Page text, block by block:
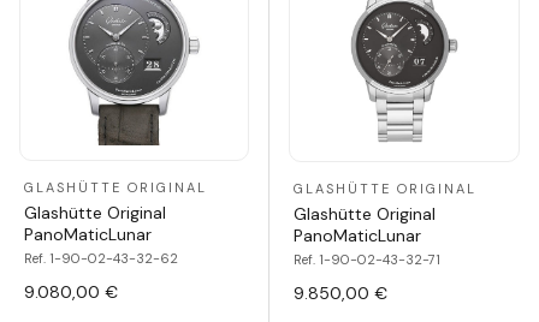
GLASHÜTTE ORIGINAL
Glashütte Original
PanoMaticLunar
Ref. 1-90-02-43-32-62
9.080,00 €
GLASHÜTTE ORIGINAL
Glashütte Original
PanoMaticLunar
Ref. 1-90-02-43-32-71
9.850,00 €